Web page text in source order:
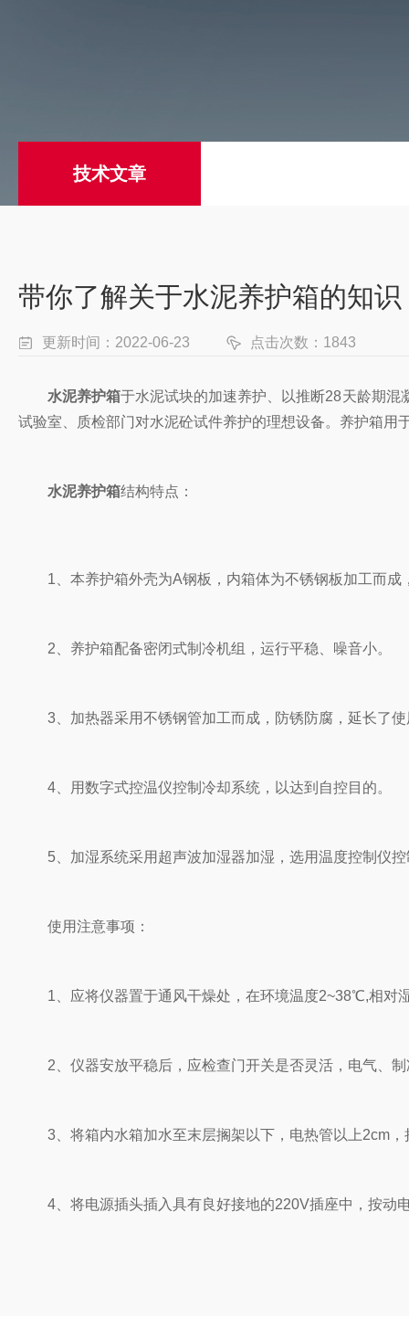
技术文章
带你了解关于水泥养护箱的知识
更新时间：2022-06-23 点击次数：1843
水泥养护箱于水泥试块的加速养护、以推断28天龄期
试验室、质检部门对水泥砼试件养护的理想设备。养护箱
水泥养护箱结构特点：
1、本养护箱外壳为A钢板，内箱体为不锈钢板加工而成
2、养护箱配备密闭式制冷机组，运行平稳、噪音小。
3、加热器采用不锈钢管加工而成，防锈防腐，延长了使
4、用数字式控温仪控制冷却系统，以达到自控目的。
5、加湿系统采用超声波加湿器加湿，选用温度控制仪控
使用注意事项：
1、应将仪器置于通风干燥处，在环境温度2~38℃,相对
2、仪器安放平稳后，应检查门开关是否灵活，电气、制
3、将箱内水箱加水至末层搁架以下，电热管以上2cm，
4、将电源插头插入具有良好接地的220V插座中，按动